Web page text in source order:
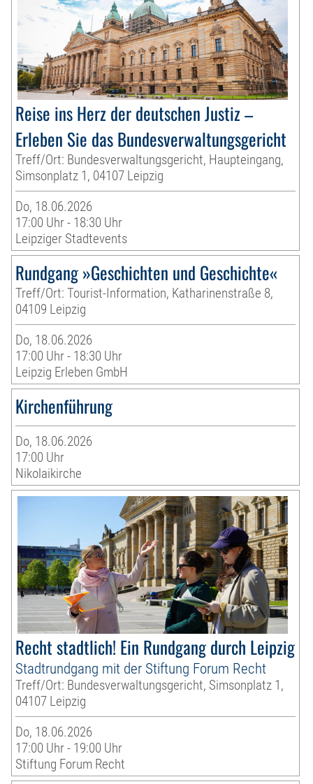
Reise ins Herz der deutschen Justiz –
Erleben Sie das Bundesverwaltungsgericht
Treff/Ort: Bundesverwaltungsgericht, Haupteingang,
Simsonplatz 1, 04107 Leipzig
Do, 18.06.2026
17:00 Uhr - 18:30 Uhr
Leipziger Stadtevents
Rundgang »Geschichten und Geschichte«
Treff/Ort: Tourist-Information, Katharinenstraße 8,
04109 Leipzig
Do, 18.06.2026
17:00 Uhr - 18:30 Uhr
Leipzig Erleben GmbH
Kirchenführung
Do, 18.06.2026
17:00 Uhr
Nikolaikirche
Recht stadtlich! Ein Rundgang durch Leipzig
Stadtrundgang mit der Stiftung Forum Recht
Treff/Ort: Bundesverwaltungsgericht, Simsonplatz 1,
04107 Leipzig
Do, 18.06.2026
17:00 Uhr - 19:00 Uhr
Stiftung Forum Recht